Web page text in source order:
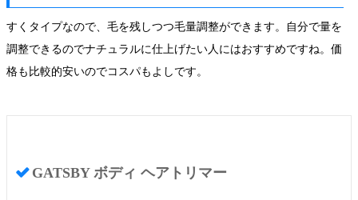
すくタイプなので、毛を残しつつ毛量調整ができます。自分で量を
調整できるのでナチュラルに仕上げたい人にはおすすめですね。価
格も比較的安いのでコスパもよしです。
GATSBY ボディ ヘアトリマー